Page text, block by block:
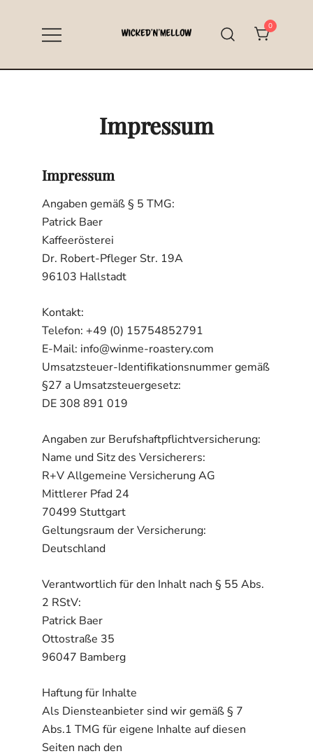
springen
Bamberg
0
Impressum
Impressum
Angaben gemäß § 5 TMG:
Patrick Baer
Kaffeerösterei
Dr. Robert-Pfleger Str. 19A
96103 Hallstadt
Kontakt:
Telefon: +49 (0) 15754852791
E-Mail: info@winme-roastery.com
Umsatzsteuer-Identifikationsnummer gemäß
§27 a Umsatzsteuergesetz:
DE 308 891 019
Angaben zur Berufshaftpflichtversicherung:
Name und Sitz des Versicherers:
R+V Allgemeine Versicherung AG
Mittlerer Pfad 24
70499 Stuttgart
Geltungsraum der Versicherung:
Deutschland
Verantwortlich für den Inhalt nach § 55 Abs.
2 RStV:
Patrick Baer
Ottostraße 35
96047 Bamberg
Haftung für Inhalte
Als Diensteanbieter sind wir gemäß § 7
Abs.1 TMG für eigene Inhalte auf diesen
Seiten nach den